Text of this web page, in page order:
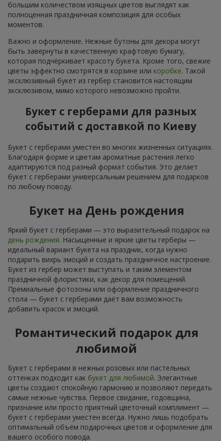
большим количеством изящных цветов выглядят как
полноценная праздничная композиция для особых
моментов.
Важно и оформление. Нежные бутоны для декора могут
быть завернуты в качественную крафтовую бумагу,
которая подчёркивает красоту букета. Кроме того, свежие
цветы эффектно смотрятся в корзине или коробке. Такой
эксклюзивный букет из гербер становится настоящим
эксклюзивом, мимо которого невозможно пройти.
Букет с герберами для разных
событий с доставкой по Киеву
Букет с герберами уместен во многих жизненных ситуациях.
Благодаря форме и цветам ароматные растения легко
адаптируются под разный формат события. Это делает
букет с герберами универсальным решением для подарков
по любому поводу.
Букет на День рождения
Яркий букет с герберами — это выразительный подарок на
день рождения. Насыщенные и яркие цветы герберы —
идеальный вариант букета на праздник, когда нужно
подарить вихрь эмоций и создать праздничное настроение.
Букет из гербер может выступать и таким элементом
праздничной флористики, как декор для помещений.
Премиальные фотозоны или оформление праздничного
стола — букет с герберами даёт вам возможность
добавить красок и эмоций.
Романтический подарок для
любимой
Букет с герберами в нежных розовых или пастельных
оттенках подходит как букет для любимой. Элегантные
цветы создают спокойную гармонию и позволяют передать
самые нежные чувства. Первое свидание, годовщина,
признание или просто приятный цветочный комплимент —
букет с герберами уместен всегда. Нужно лишь подобрать
оптимальный объём подарочных цветов и оформление для
вашего особого повода.